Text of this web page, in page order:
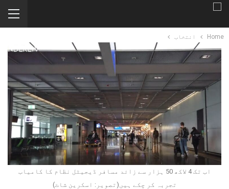
Home انتخاب
اب تک 4 لاکھ 50 ہزار سے زائد مسافر ڈیجیٹل نظام کا کامیاب
تجربہ کر چکے ہیں(تصویر: اسکرین شاٹ)